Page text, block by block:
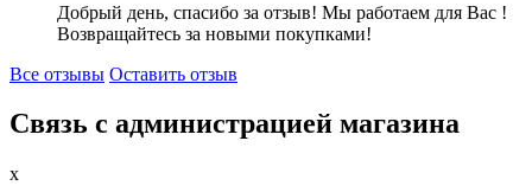
Добрый день, спасибо за отзыв! Мы работаем для Вас !
Возвращайтесь за новыми покупками!
Все отзывы Оставить отзыв
Связь с администрацией магазина
x